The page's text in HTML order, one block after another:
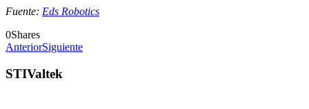
Fuente: Eds Robotics
0Shares
AnteriorSiguiente
STIValtek